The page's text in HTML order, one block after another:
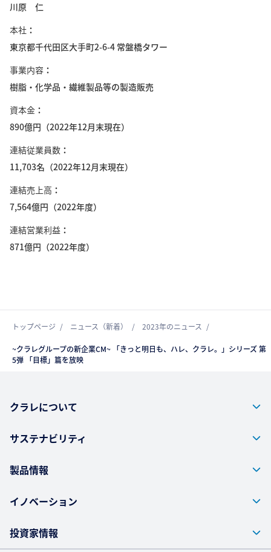
川原 仁
本社
東京都千代田区大手町2-6-4 常盤橋タワー
事業内容
樹脂・化学品・繊維製品等の製造販売
資本金
890億円（2022年12月末現在）
連結従業員数
11,703名（2022年12月末現在）
連結売上高
7,564億円（2022年度）
連結営業利益
871億円（2022年度）
トップページ ニュース（新着） 2023年のニュース
~クラレグループの新企業CM~ 「きっと明日も、ハレ、クラレ。」シリーズ 第
5弾 「目標」篇を放映
クラレについて
サステナビリティ
製品情報
イノベーション
投資家情報